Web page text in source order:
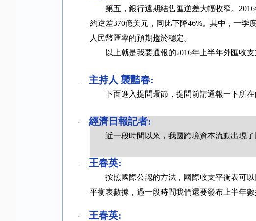
第五，銀行遠期結售匯逆差大幅收窄。 2016
約逆差370億美元，同比下降46%。其中，一季
人民幣匯率的預期趨於穩定。
以上就是我要通報的2016年上半年外匯收
· 主持人 襲豔春:
下面進入提問環節，提問前請通報一下所在
· 經濟日報記者:
近一段時間以來，我國跨境資本流動出現
· 王春英:
按照國際公認的方法，國際收支平衡表可
平衡表數據，過一段時間我們還要發布上半年數
· 王春英: